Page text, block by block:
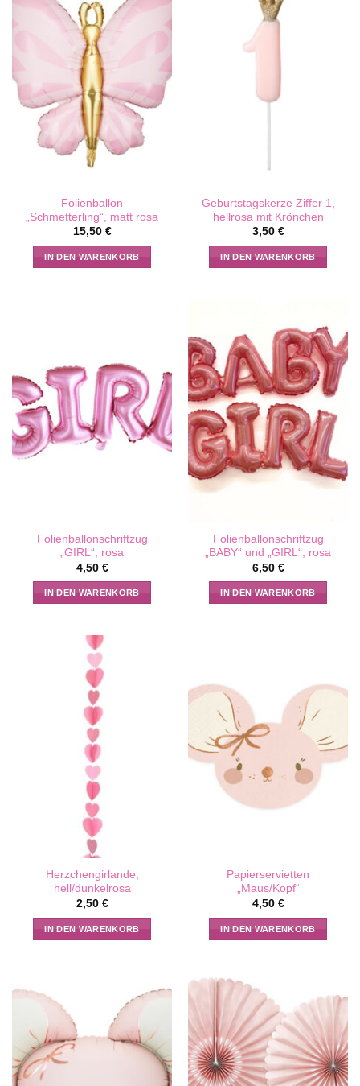
Folienballon
„Schmetterling“, matt rosa
15,50 €
IN DEN WARENKORB
Geburtstagskerze Ziffer 1,
hellrosa mit Krönchen
3,50 €
IN DEN WARENKORB
Folienballonschriftzug
„GIRL“, rosa
4,50 €
IN DEN WARENKORB
Folienballonschriftzug
„BABY“ und „GIRL“, rosa
6,50 €
IN DEN WARENKORB
Herzchengirlande,
hell/dunkelrosa
2,50 €
IN DEN WARENKORB
Papierservietten
„Maus/Kopf“
4,50 €
IN DEN WARENKORB